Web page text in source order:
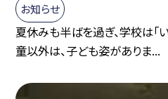
お知らせ
夏休みも半ばを過ぎ、学校は「
童以外は、子ども姿がありま...